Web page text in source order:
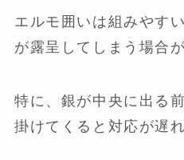
エルモ囲いは組みやす
が露呈してしまう場合
特に、銀が中央に出る
掛けてくると対応が遅